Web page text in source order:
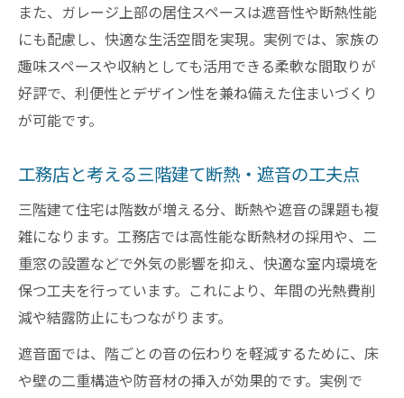
また、ガレージ上部の居住スペースは遮音性や断熱性能
にも配慮し、快適な生活空間を実現。実例では、家族の
趣味スペースや収納としても活用できる柔軟な間取りが
好評で、利便性とデザイン性を兼ね備えた住まいづくり
が可能です。
工務店と考える三階建て断熱・遮音の工夫点
三階建て住宅は階数が増える分、断熱や遮音の課題も複
雑になります。工務店では高性能な断熱材の採用や、二
重窓の設置などで外気の影響を抑え、快適な室内環境を
保つ工夫を行っています。これにより、年間の光熱費削
減や結露防止にもつながります。
遮音面では、階ごとの音の伝わりを軽減するために、床
や壁の二重構造や防音材の挿入が効果的です。実例で